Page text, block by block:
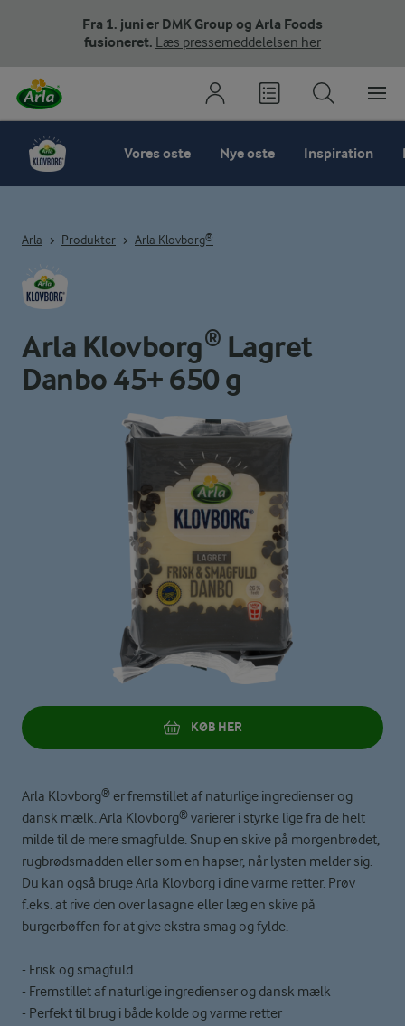
Fra 1. juni er DMK Group og Arla Foods
fusioneret. Læs pressemeddelelsen her
Vores oste Nye oste Inspiration
Arla Produkter Arla Klovborg®
Arla Klovborg® Lagret
Danbo 45+ 650 g
KØB HER
Arla Klovborg® er fremstillet af naturlige ingredienser og
dansk mælk. Arla Klovborg® varierer i styrke lige fra de helt
milde til de mere smagfulde. Snup en skive på morgenbrødet,
rugbrødsmadden eller som en hapser, når lysten melder sig.
Du kan også bruge Arla Klovborg i dine varme retter. Prøv
f.eks. at rive den over lasagne eller læg en skive på
burgerbøffen for at give ekstra smag og fylde.
- Frisk og smagfuld
- Fremstillet af naturlige ingredienser og dansk mælk
- Perfekt til brug i både kolde og varme retter